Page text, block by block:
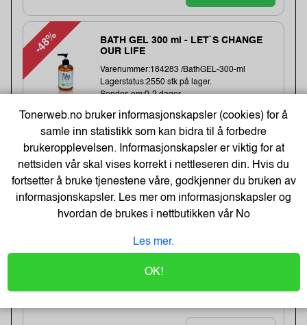
-48%
BATH GEL 300 ml - LET`S CHANGE
OUR LIFE
Varenummer:184283 /BathGEL-300-ml
Lagerstatus:2550 stk på lager.
Sendes om:0-2 dager
6,-
12,-
5,- Eks. Mva. Kjøp
Black (BULK)
Lagerstatus:1411 stk på lager.
Tonerweb.no bruker informasjonskapsler (cookies) for å
samle inn statistikk som kan bidra til å forbedre
brukeropplevelsen. Informasjonskapsler er viktig for at
nettsiden vår skal vises korrekt i nettleseren din. Hvis du
fortsetter å bruke tjenestene våre, godkjenner du bruken av
informasjonskapsler. Les mer om informasjonskapsler og
hvordan de brukes i nettbutikken vårNo
Les mer.
OK!